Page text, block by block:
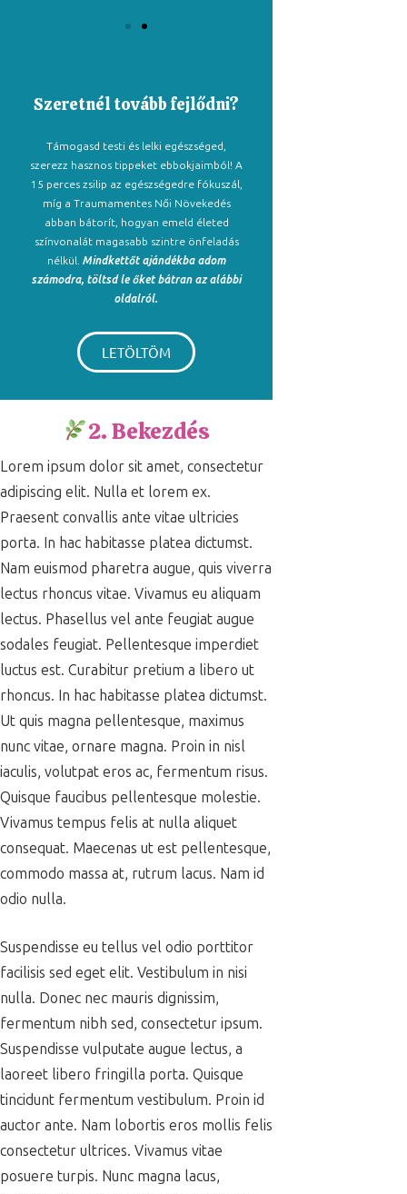
Szeretnél tovább fejlődni?
Támogasd testi és lelki egészséged,
szerezz hasznos tippeket ebbokjaimból! A
15 perces zsilip az egészségedre fókuszál,
míg a Traumamentes Női Növekedés
abban bátorít, hogyan emeld életed
színvonalát magasabb szintre önfeladás
nélkül. Mindkettőt ajándékba adom
számodra, töltsd le őket bátran az alábbi
oldalról.
LETÖLTÖM
2. Bekezdés
Lorem ipsum dolor sit amet, consectetur
adipiscing elit. Nulla et lorem ex.
Praesent convallis ante vitae ultricies
porta. In hac habitasse platea dictumst.
Nam euismod pharetra augue, quis viverra
lectus rhoncus vitae. Vivamus eu aliquam
lectus. Phasellus vel ante feugiat augue
sodales feugiat. Pellentesque imperdiet
luctus est. Curabitur pretium a libero ut
rhoncus. In hac habitasse platea dictumst.
Ut quis magna pellentesque, maximus
nunc vitae, ornare magna. Proin in nisl
iaculis, volutpat eros ac, fermentum risus.
Quisque faucibus pellentesque molestie.
Vivamus tempus felis at nulla aliquet
consequat. Maecenas ut est pellentesque,
commodo massa at, rutrum lacus. Nam id
odio nulla.
Suspendisse eu tellus vel odio porttitor
facilisis sed eget elit. Vestibulum in nisi
nulla. Donec nec mauris dignissim,
fermentum nibh sed, consectetur ipsum.
Suspendisse vulputate augue lectus, a
laoreet libero fringilla porta. Quisque
tincidunt fermentum vestibulum. Proin id
auctor ante. Nam lobortis eros mollis felis
consectetur ultrices. Vivamus vitae
posuere turpis. Nunc magna lacus,